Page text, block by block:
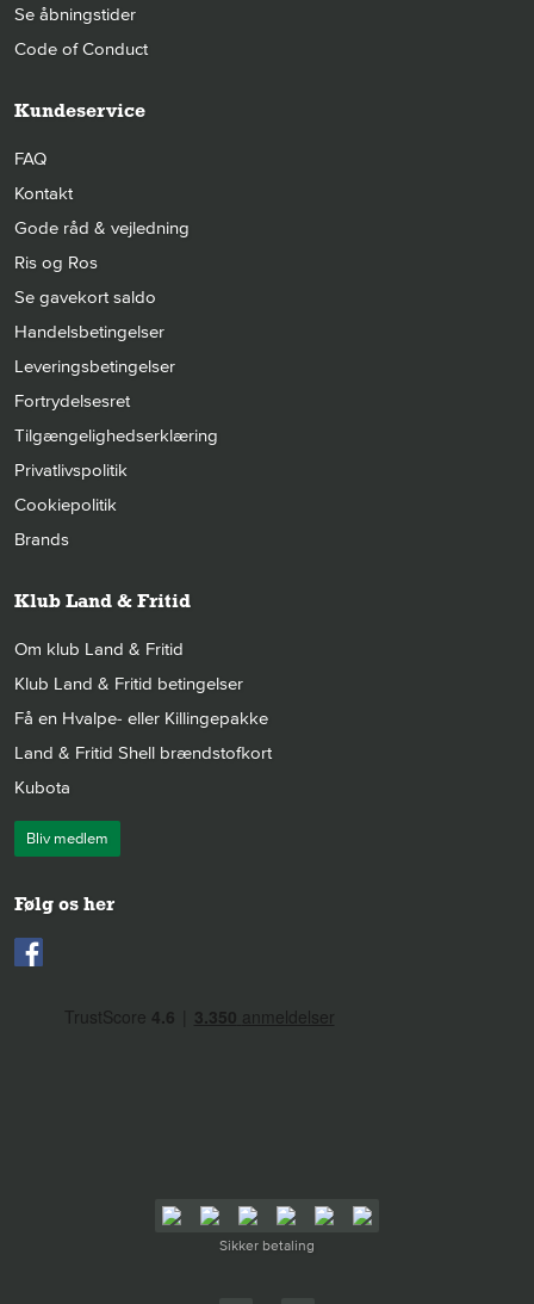
Se åbningstider
Code of Conduct
Kundeservice
FAQ
Kontakt
Gode råd & vejledning
Ris og Ros
Se gavekort saldo
Handelsbetingelser
Leveringsbetingelser
Fortrydelsesret
Tilgængelighedserklæring
Privatlivspolitik
Cookiepolitik
Brands
Klub Land & Fritid
Om klub Land & Fritid
Klub Land & Fritid betingelser
Få en Hvalpe- eller Killingepakke
Land & Fritid Shell brændstofkort
Kubota
Bliv medlem
Følg os her
Sikker betaling